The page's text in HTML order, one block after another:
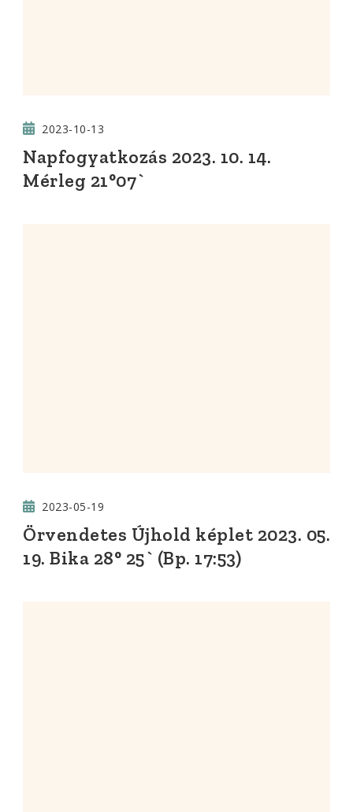
2023-10-13
Napfogyatkozás 2023. 10. 14.
Mérleg 21°07`
2023-05-19
Örvendetes Újhold képlet 2023. 05.
19. Bika 28° 25` (Bp. 17:53)